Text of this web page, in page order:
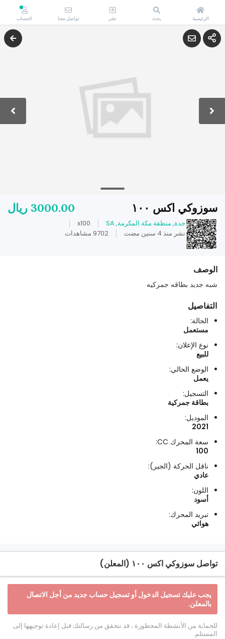
3000.00 ريال سوزوكي اكس ١٠٠
جدة, منطقة مكة المكرمة, SA
x100
نشر منذ 4 سنين مضت
9702 مشاهدات
الوصف
شبه جديد بطاقه جمركيه
التفاصيل
الحالة:
مستعمل
نوع الإعلان:
للبيع
الوضع الحالي:
يعمل
التسجيل:
بطاقة جمركية
الموديل:
2021
سعة المحرك CC:
100
ناقل الحركة (الجير):
عادي
اللون:
أسود
تبريد المحرك:
هوائي
تواصل سوزوكي اكس ١٠٠ (المعلن)
يجب عليك تسجيل الدخول أو تسجيل حساب جديد من أجل الاتصال
بالمعلن.
للحماية من الأنشطة المحظورة ، قد نتحقق من رسالتك قبل إعادة توجيهها إلى
المستلم.
الرئيسية بحث نشر تواصل معنا الحساب